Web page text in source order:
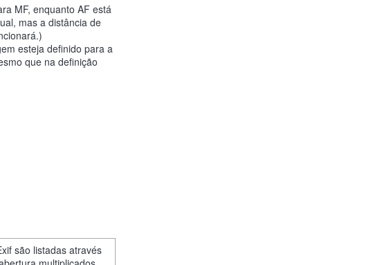
MF, enquanto AF está
mas a distância de
esteja definido para a
que na definição
são listadas através